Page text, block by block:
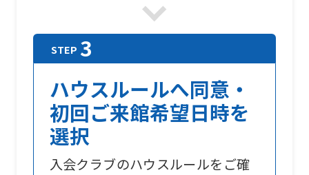
ハウスルールへ同意・
初回ご来館希望日時を
選択
入会クラブのハウスルールをご確